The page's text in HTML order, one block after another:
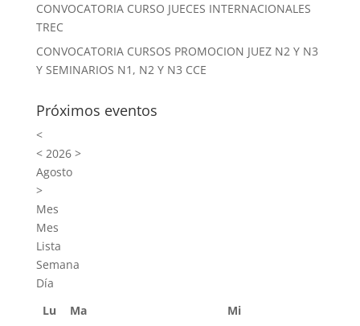
CONVOCATORIA CURSO JUECES INTERNACIONALES
TREC
CONVOCATORIA CURSOS PROMOCION JUEZ N2 Y N3
Y SEMINARIOS N1, N2 Y N3 CCE
Próximos eventos
<
<2026 >
Agosto
>
Mes
Mes
Lista
Semana
Día
Lu
Ma Mi